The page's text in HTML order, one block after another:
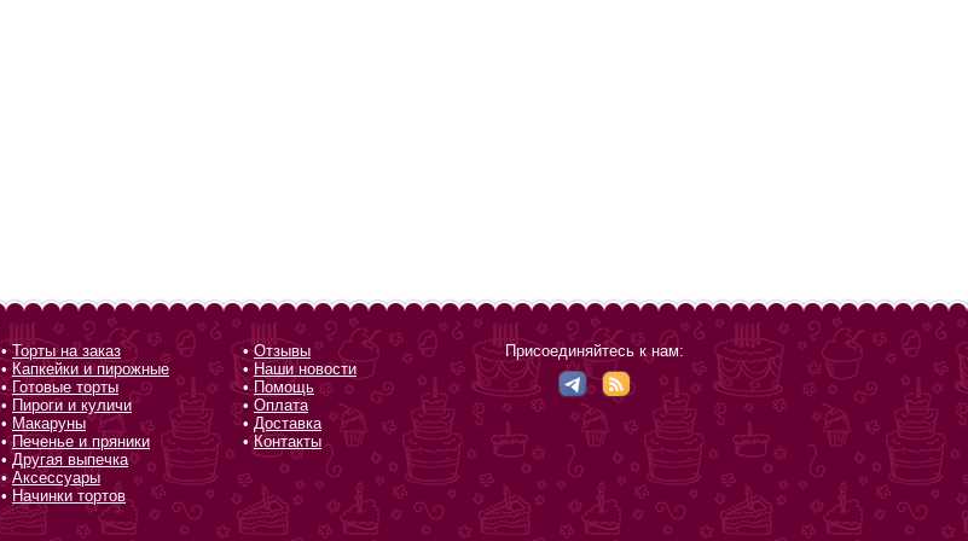
•Торты на заказ
•Капкейки и пирожные
•Готовые торты
• Пироги и куличи
• Макаруны
•Печенье и пряники
•Другая выпечка
•Аксессуары
• Начинки тортов
•Отзывы
•Наши новости
•Помощь
• Оплата
• Доставка
•Контакты
Присоединяйтесь к нам: